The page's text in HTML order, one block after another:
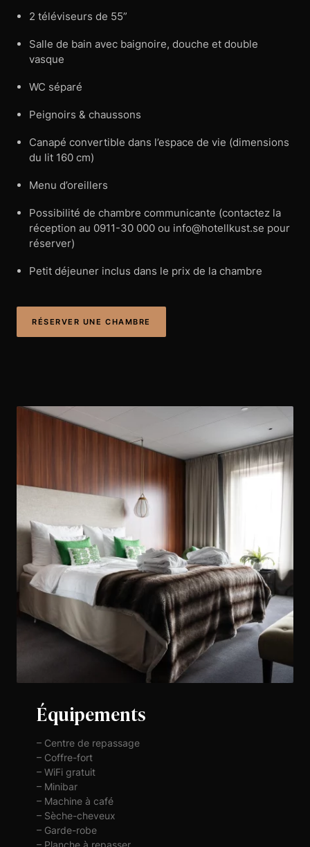
2 téléviseurs de 55”
Salle de bain avec baignoire, douche et double
vasque
WC séparé
Peignoirs & chaussons
Canapé convertible dans l’espace de vie (dimensions
du lit 160 cm)
Menu d’oreillers
Possibilité de chambre communicante (contactez la
réception au 0911-30 000 ou info@hotellkust.se pour
réserver)
Petit déjeuner inclus dans le prix de la chambre
RÉSERVER UNE CHAMBRE
Équipements
– Centre de repassage
– Coffre-fort
– WiFi gratuit
– Minibar
– Machine à café
– Sèche-cheveux
– Garde-robe
– Planche à repasser